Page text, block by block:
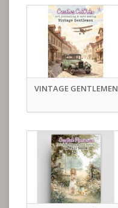
VINTAGE GENTLEMEN